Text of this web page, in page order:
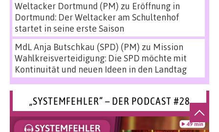
Weltacker Dortmund (PM) zu Eröffnung in
Dortmund: Der Weltacker am Schultenhof
startet in seine erste Saison
MdL Anja Butschkau (SPD) (PM) zu Mission
Wahlkreisverteidigung: Die SPD möchte mit
Kontinuität und neuen Ideen in den Landtag
„SYSTEMFEHLER“ – DER PODCAST #28